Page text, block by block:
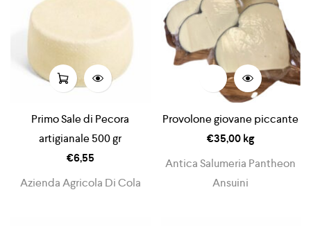
Primo Sale di Pecora
artigianale 500 gr
€6,55
Azienda Agricola Di Cola
Provolone giovane piccante
€35,00kg
Antica Salumeria Pantheon
Ansuini